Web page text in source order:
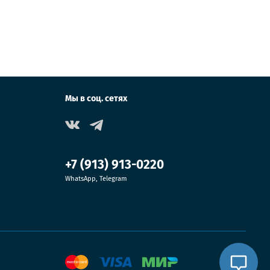
Мы в соц. сетях
+7 (913) 913-0220
WhatsApp, Telegram